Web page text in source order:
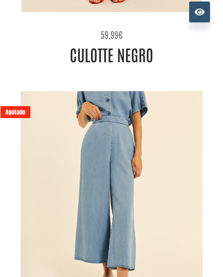
59,99€
CULOTTE NEGRO
Agotado